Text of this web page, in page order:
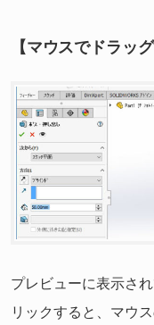
【マウスでドラッ
プレビューに表示さ
リックすると、マウ